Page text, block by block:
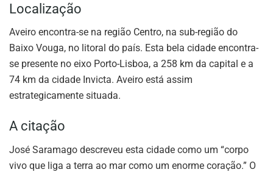
Localização
Aveiro encontra-se na região Centro, na sub-região do
Baixo Vouga, no litoral do país. Esta bela cidade encontra-
se presente no eixo Porto-Lisboa, a 258 km da capital e a
74 km da cidade Invicta. Aveiro está assim
estrategicamente situada.
A citação
José Saramago descreveu esta cidade como um “corpo
vivo que liga a terra ao mar como um enorme coração.” O